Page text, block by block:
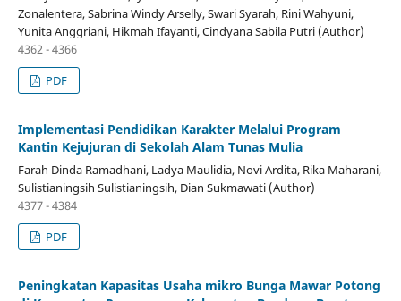
Zonalentera, Sabrina Windy Arselly, Swari Syarah, Rini Wahyuni,
Yunita Anggriani, Hikmah Ifayanti, Cindyana Sabila Putri (Author)
4362 - 4366
PDF
Implementasi Pendidikan Karakter Melalui Program
Kantin Kejujuran di Sekolah Alam Tunas Mulia
Farah Dinda Ramadhani, Ladya Maulidia, Novi Ardita, Rika Maharani,
Sulistianingsih Sulistianingsih, Dian Sukmawati (Author)
4377 - 4384
PDF
Peningkatan Kapasitas Usaha mikro Bunga Mawar Potong